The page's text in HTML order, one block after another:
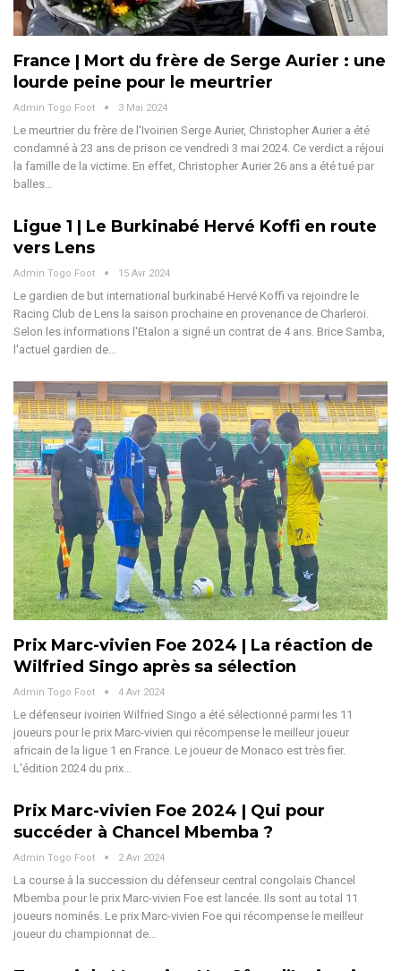
France | Mort du frère de Serge Aurier : une
lourde peine pour le meurtrier
Admin Togo Foot 3 Mai 2024
Le meurtrier du frère de l'Ivoirien Serge Aurier, Christopher Aurier a été
condamné à 23 ans de prison ce vendredi 3 mai 2024. Ce verdict a réjoui
la famille de la victime. En effet, Christopher Aurier 26 ans a été tué par
balles…
Ligue 1 | Le Burkinabé Hervé Koffi en route
vers Lens
Admin Togo Foot 15 Avr 2024
Le gardien de but international burkinabé Hervé Koffi va rejoindre le
Racing Club de Lens la saison prochaine en provenance de Charleroi.
Selon les informations l'Etalon a signé un contrat de 4 ans. Brice Samba,
l'actuel gardien de…
Prix Marc-vivien Foe 2024 | La réaction de
Wilfried Singo après sa sélection
Admin Togo Foot 4 Avr 2024
Le défenseur ivoirien Wilfried Singo a été sélectionné parmi les 11
joueurs pour le prix Marc-vivien qui récompense le meilleur joueur
africain de la ligue 1 en France. Le joueur de Monaco est très fier.
L'édition 2024 du prix…
Prix Marc-vivien Foe 2024 | Qui pour
succéder à Chancel Mbemba ?
Admin Togo Foot 2 Avr 2024
La course à la succession du défenseur central congolais Chancel
Mbemba pour le prix Marc-vivien Foe est lancée. Ils sont au total 11
joueurs nominés. Le prix Marc-vivien Foe qui récompense le meilleur
joueur du championnat de…